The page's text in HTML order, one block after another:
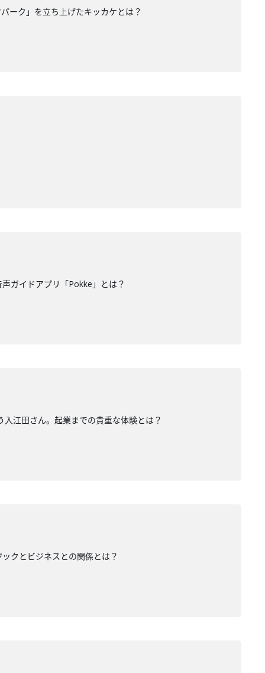
ーク」を立ち上げたキッカケとは？
ガイドアプリ「Pokke」とは？
江田さん。起業までの貴重な体験とは？
クとビジネスとの関係とは？